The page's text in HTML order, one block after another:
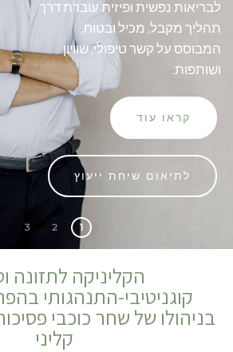
לבריאות נפשית ופיזית עוברת דרך
תהליך מקבל, מכיל ובטוח,
המבוסס על קשר טיפולי, שוויון
ושותפות.
קראו עוד
לתיאום שיחת ייעוץ
1
הקליניקה לתזונה
קוגניטיבי-התנהגותי
בניהולו של שחר כוכבי
קליני